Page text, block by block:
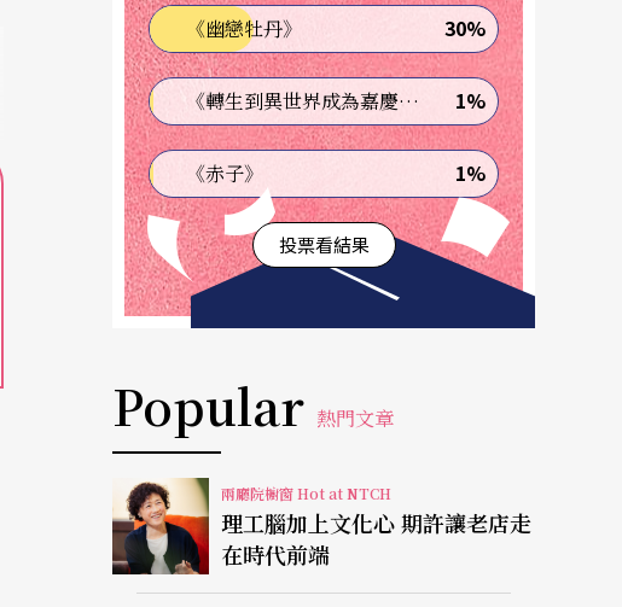
《幽戀牡丹》 30%
《轉生到異世界成為嘉慶君—發現我的祖先是詐騙集團!?》 1%
《赤子》 1%
投票看結果
Popular 熱門文章
兩廳院櫥窗 Hot at NTCH
理工腦加上文化心 期許讓老店走
在時代前端